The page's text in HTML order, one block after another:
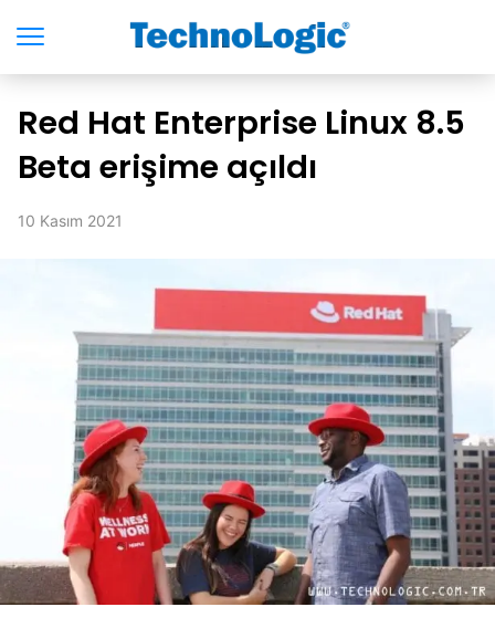
Red Hat Enterprise Linux 8.5
Beta erişime açıldı
10 Kasım 2021